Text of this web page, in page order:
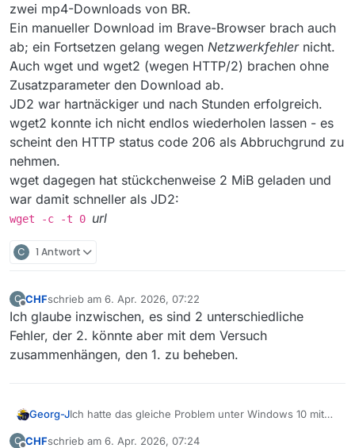
zwei mp4-Downloads von BR.
Ein manueller Download im Brave-Browser brach auch
ab; ein Fortsetzen gelang wegen Netzwerkfehlernicht.
Auch wget und wget2 (wegen HTTP/2) brachen ohne
Zusatzparameter den Download ab.
JD2 war hartnäckiger und nach Stunden erfolgreich.
wget2 konnte ich nicht endlos wiederholen lassen - es
scheint den HTTP status code 206 als Abbruchgrund zu
nehmen.
wget dagegen hat stückchenweise 2 MiB geladen und
war damit schneller als JD2:
wget -c -t 0 url
C 1 Antwort
C
Offline
CHFschrieb am 6. Apr. 2026, 07:22
zuletzt editiert von
Ich glaube inzwischen, es sind 2 unterschiedliche
Fehler, der 2. könnte aber mit dem Versuch
zusammenhängen, den 1. zu beheben.
Georg-JIch hatte das gleiche Problem unter Windows 10 mit
Ein manueller Download im Brave-Browser brach
C CHFschrieb am 6. Apr. 2026, 07:24